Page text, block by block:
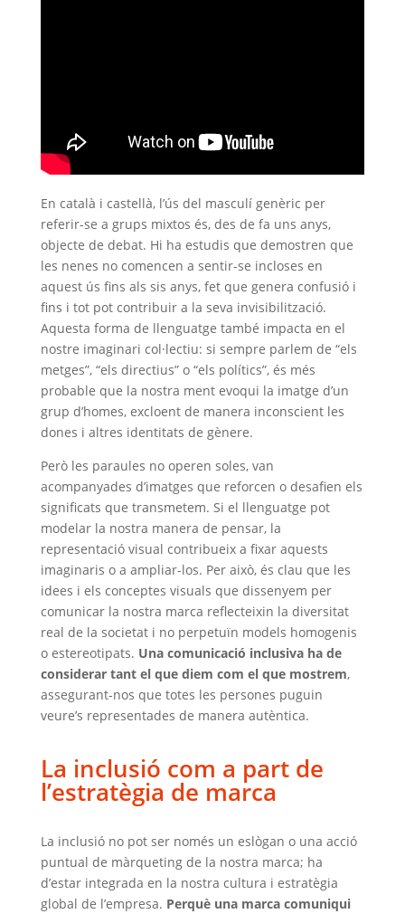
En català i castellà, l’ús del masculí genèric per
referir-se a grups mixtos és, des de fa uns anys,
objecte de debat. Hi ha estudis que demostren que
les nenes no comencen a sentir-se incloses en
aquest ús fins als sis anys, fet que genera confusió i
fins i tot pot contribuir a la seva invisibilització.
Aquesta forma de llenguatge també impacta en el
nostre imaginari col·lectiu: si sempre parlem de “els
metges”, “els directius” o “els polítics”, és més
probable que la nostra ment evoqui la imatge d’un
grup d’homes, excloent de manera inconscient les
dones i altres identitats de gènere.
Però les paraules no operen soles, van
acompanyades d’imatges que reforcen o desafien els
significats que transmetem. Si el llenguatge pot
modelar la nostra manera de pensar, la
representació visual contribueix a fixar aquests
imaginaris o a ampliar-los. Per això, és clau que les
idees i els conceptes visuals que dissenyem per
comunicar la nostra marca reflecteixin la diversitat
real de la societat i no perpetuïn models homogenis
o estereotipats. Una comunicació inclusiva ha de
considerar tant el que diem com el que mostrem,
assegurant-nos que totes les persones puguin
veure’s representades de manera autèntica.
La inclusió com a part de
l’estratègia de marca
La inclusió no pot ser només un eslògan o una acció
puntual de màrqueting de la nostra marca; ha
d’estar integrada en la nostra cultura i estratègia
global de l’empresa. Perquè una marca comuniqui